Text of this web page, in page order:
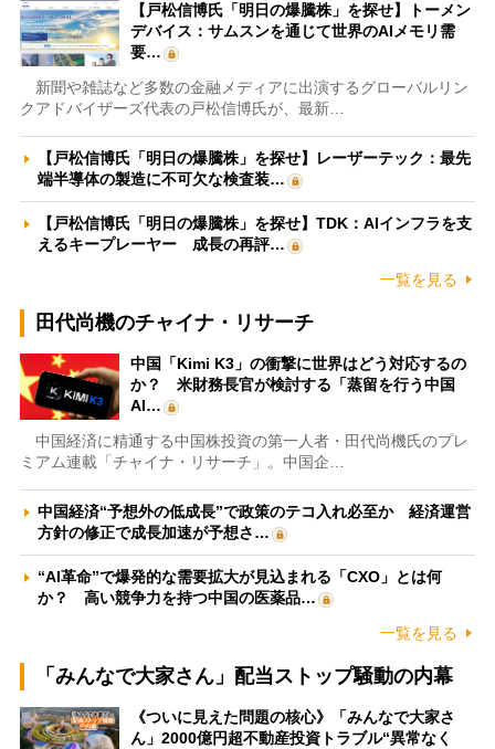
【戸松信博氏「明日の爆騰株」を探せ】トーメン
デバイス：サムスンを通じて世界のAIメモリ需
要…
新聞や雑誌など多数の金融メディアに出演するグローバルリン
クアドバイザーズ代表の戸松信博氏が、最新…
【戸松信博氏「明日の爆騰株」を探せ】レーザーテック：最先
端半導体の製造に不可欠な検査装…
【戸松信博氏「明日の爆騰株」を探せ】TDK：AIインフラを支
えるキープレーヤー 成長の再評…
一覧を見る
田代尚機のチャイナ・リサーチ
中国「Kimi K3」の衝撃に世界はどう対応するの
か？ 米財務長官が検討する「蒸留を行う中国
AI…
中国経済に精通する中国株投資の第一人者・田代尚機氏のプレ
ミアム連載「チャイナ・リサーチ」。中国企…
中国経済“予想外の低成長”で政策のテコ入れ必至か 経済運営
方針の修正で成長加速が予想さ…
“AI革命”で爆発的な需要拡大が見込まれる「CXO」とは何
か？ 高い競争力を持つ中国の医薬品…
一覧を見る
「みんなで大家さん」配当ストップ騒動の内幕
《ついに見えた問題の核心》「みんなで大家さ
ん」2000億円超不動産投資トラブル“異常なく